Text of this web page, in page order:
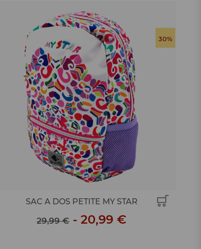
30%
SAC A DOS PETITE MY STAR
29,99 €-20,99 €